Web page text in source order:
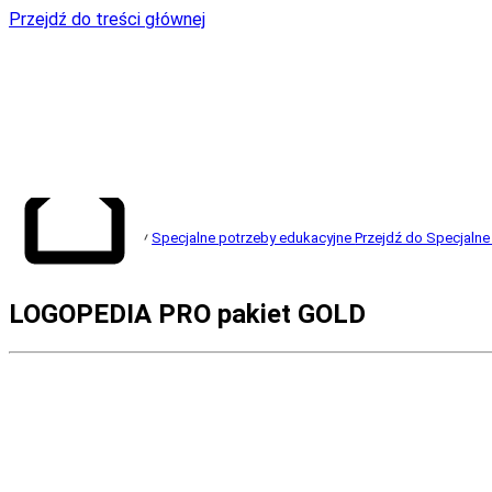
Przejdź do treści głównej
strony głównej
Specjalne potrzeby edukacyjnePrzejdź do
LOGOPEDIA PRO pakiet GOLD